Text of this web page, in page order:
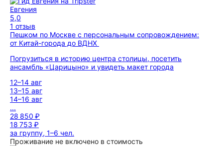
Евгения
5,0
1 отзыв
Пешком по Москве с персональным сопровождением:
от Китай-города до ВДНХ
Погрузиться в историю центра столицы, посетить
ансамбль «Царицыно» и увидеть макет города
12–14 авг
13–15 авг
14–16 авг
...
28 850 ₽
18 753 ₽
за группу, 1–6 чел.
Проживание не включено в стоимость